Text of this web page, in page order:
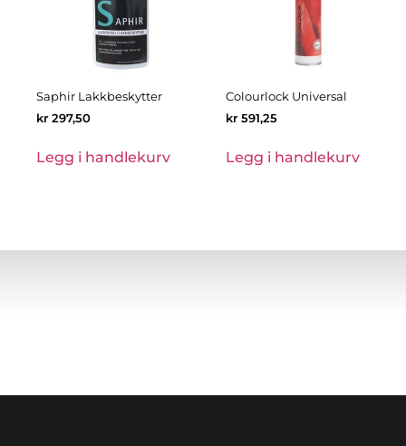
Saphir Lakkbeskytter
kr 297,50
Legg i handlekurv
Colourlock Universal
kr 591,25
Legg i handlekurv